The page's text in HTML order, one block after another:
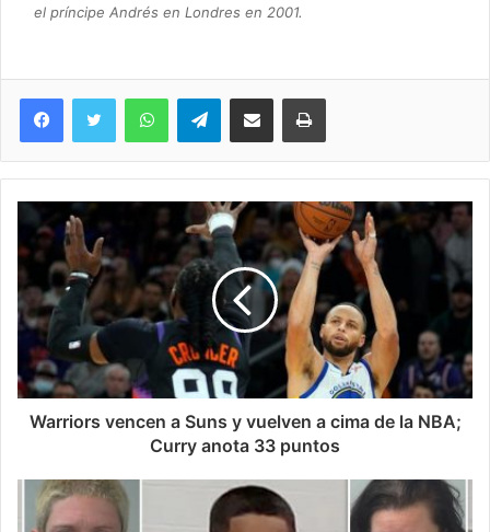
el príncipe Andrés en Londres en 2001.
WhatsAppTelegramCompartir via Email Imprimi
Warriors vencen a Suns y vuelven a cima de la NBA;
Curry anota 33 puntos